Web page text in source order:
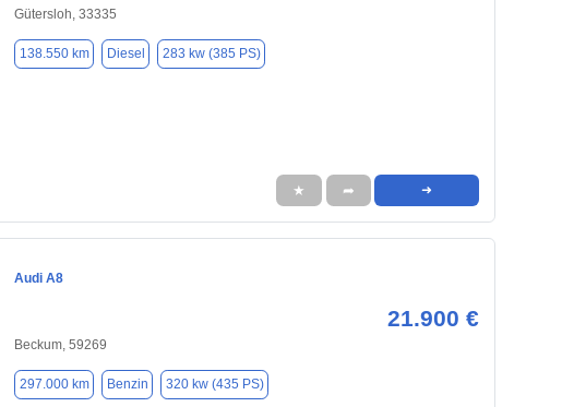
Gütersloh, 33335
138.550 km Diesel 283 kw (385 PS)
★ ➦ ➜
Audi A8
21.900 €
Beckum, 59269
297.000 km Benzin 320 kw (435 PS)